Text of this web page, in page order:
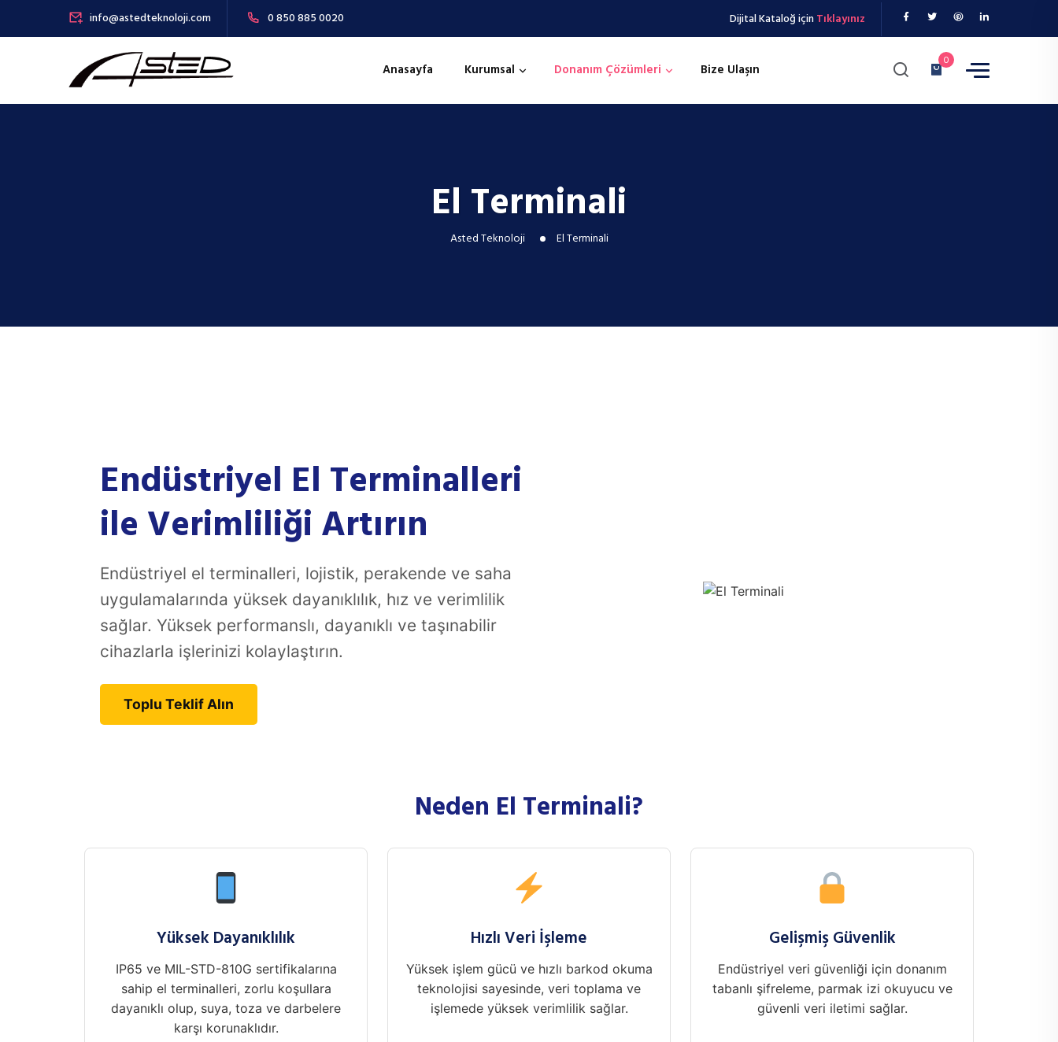
info@astedteknoloji.com 0 850 885 0020 Dijital Kataloğ içinTıklayınız
Anasayfa Kurumsal Donanım Çözümleri Bize Ulaşın
0
El Terminali
Asted Teknoloji El Terminali
Endüstriyel El Terminalleri
ile Verimliliği Artırın
Endüstriyel el terminalleri, lojistik, perakende ve saha
uygulamalarında yüksek dayanıklılık, hız ve verimlilik
sağlar. Yüksek performanslı, dayanıklı ve taşınabilir
cihazlarla işlerinizi kolaylaştırın.
Toplu Teklif Alın
Neden El Terminali?
Yüksek Dayanıklılık
IP65 ve MIL-STD-810G sertifikalarına
sahip el terminalleri, zorlu koşullara
dayanıklı olup, suya, toza ve darbelere
karşı korunaklıdır.
Hızlı Veri İşleme
Yüksek işlem gücü ve hızlı barkod okuma
teknolojisi sayesinde, veri toplama ve
işlemede yüksek verimlilik sağlar.
Gelişmiş Güvenlik
Endüstriyel veri güvenliği için donanım
tabanlı şifreleme, parmak izi okuyucu ve
güvenli veri iletimi sağlar.